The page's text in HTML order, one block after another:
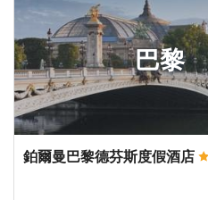
巴黎
鉑爾曼巴黎德芬斯度假酒店